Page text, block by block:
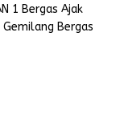
1 Bergas Ajak
Gemilang Bergas